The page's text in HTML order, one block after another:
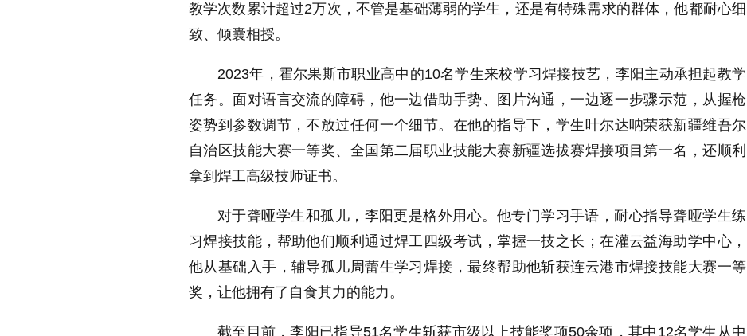
教学次数累计超过2万次，不管是基础薄弱的学生，还是有特殊需求的群体，他都耐心细
致、倾囊相授。
2023年，霍尔果斯市职业高中的10名学生来校学习焊接技艺，李阳主动承担起教学
任务。面对语言交流的障碍，他一边借助手势、图片沟通，一边逐一步骤示范，从握枪
姿势到参数调节，不放过任何一个细节。在他的指导下，学生叶尔达呐荣获新疆维吾尔
自治区技能大赛一等奖、全国第二届职业技能大赛新疆选拔赛焊接项目第一名，还顺利
拿到焊工高级技师证书。
对于聋哑学生和孤儿，李阳更是格外用心。他专门学习手语，耐心指导聋哑学生练
习焊接技能，帮助他们顺利通过焊工四级考试，掌握一技之长；在灌云益海助学中心，
他从基础入手，辅导孤儿周蕾生学习焊接，最终帮助他斩获连云港市焊接技能大赛一等
奖，让他拥有了自食其力的能力。
截至目前，李阳已指导51名学生斩获市级以上技能奖项50余项，其中12名学生从中